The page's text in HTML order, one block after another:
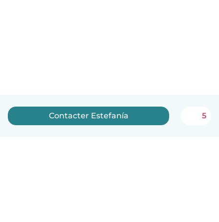
Contacter Estefanía 5